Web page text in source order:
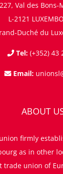
227, Val des Bons-
L-2121
Duché du
Tel: (+352) 43
Email:
ABOUT
firmly
as in other
trade union of